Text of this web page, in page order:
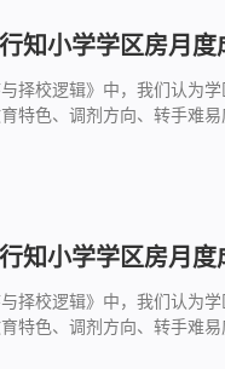
知小学学区房月
择校逻辑》中，我们认为
特色、调剂方向、转手难
知小学学区房月
择校逻辑》中，我们认为
特色、调剂方向、转手难